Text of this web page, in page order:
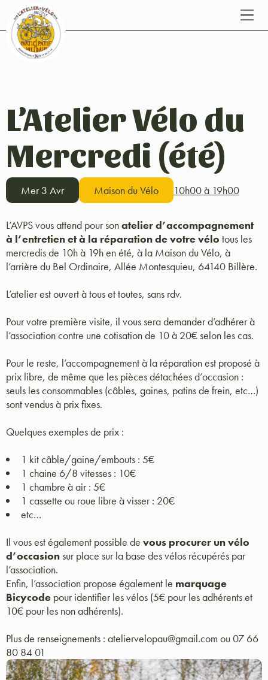
L’Atelier Vélo du
Mercredi (été)
Mer 3 Avr Maison du Vélo 10h00 à 19h00
L’AVPS vous attend pour sonatelier d’accompagnement
à l’entretien et à la réparation de votre vélo tous les
mercredis de 10h à 19h en été, à la Maison du Vélo, à
l’arrière du Bel Ordinaire, Allée Montesquieu, 64140 Billère.
L’atelier est ouvert à tous et toutes, sans rdv.
Pour votre première visite, il vous sera demander d’adhérer à
l’association contre une cotisation de 10 à 20€ selon les cas.
Pour le reste, l’accompagnement à la réparation est proposé à
prix libre, de même que les pièces détachées d’occasion :
seuls les consommables (câbles, gaines, patins de frein, etc…)
sont vendus à prix fixes.
Quelques exemples de prix :
1 kit câble/gaine/embouts : 5€
1 chaine 6/8 vitesses : 10€
1 chambre à air : 5€
1 cassette ou roue libre à visser : 20€
etc…
Il vous est également possible de vous procurer un vélo
d’occasionsur place sur la base des vélos récupérés par
l’association.
Enfin, l’association propose également le marquage
Bicycode pour identifier les vélos (5€ pour les adhérents et
10€ pour les non adhérents).
Plus de renseignements : ateliervelopau@gmail.com ou 07 66
80 84 01